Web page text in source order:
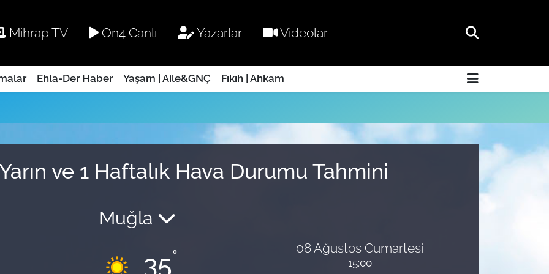
Mihrap TV On4 Canlı Yazarlar Videolar
Ehla-Der Haber Yaşam | Aile&GNÇ Fıkıh | Ahkam
ve 1 Haftalık Hava Durumu Tahmini
Muğla
35° 08 Ağustos Cumartesi
15:00